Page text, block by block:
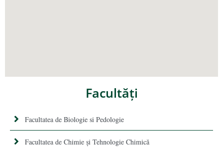
Facultăţi
Facultatea de Biologie si Pedologie
Facultatea de Chimie şi Tehnologie Chimică